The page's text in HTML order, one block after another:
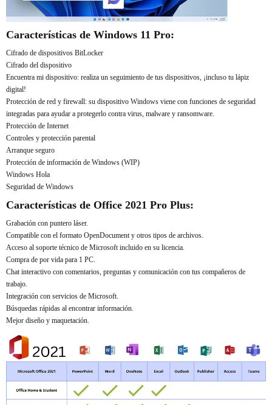
Características de Windows 11 Pro:
Cifrado de dispositivos BitLocker
Cifrado del dispositivo
Encuentra mi dispositivo: realiza un seguimiento de tus dispositivos, ¡incluso tu lápiz
digital!
Protección de red y firewall: su dispositivo Windows viene con funciones de seguridad
integradas para ayudar a protegerlo contra virus, malware y ransomware.
Protección de Internet
Controles y protección parental
Arranque seguro
Protección de información de Windows (WIP)
Windows Hola
Seguridad de Windows
Características de Office 2021 Pro Plus:
Grabación con puntero láser.
Compatible con el formato OpenDocument y otros tipos de archivos.
Acceso al soporte técnico de Microsoft incluido en su licencia.
Compra de por vida para 1 PC.
Chat interactivo con comentarios, preguntas y comunicación con tus compañeros de
trabajo.
Integración con servicios de Microsoft.
Búsquedas rápidas al encontrar información.
Mejor diseño y maquetación.